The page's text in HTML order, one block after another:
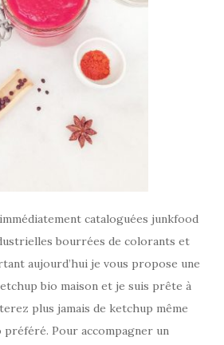
cataloguées junkfood
bourrées de colorants et
aujourd’hui je vous propose une
bio maison et je suis prête à
plus jamais de ketchup même
préféré. Pour accompagner un